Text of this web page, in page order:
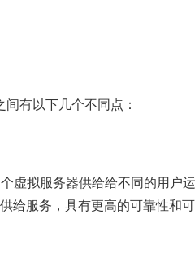
有以下几个不同点：
虚拟服务器供给给不同的用户运
给服务，具有更高的可靠性和可